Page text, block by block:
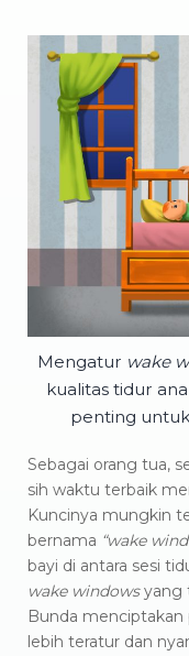
Mengatur wake
kualitas tidur
penting
Sebagai orang tua,
sih waktu terbaik
Kuncinya mungkin
bernama “wake
bayi di antara sesi
wake windowsyang
Bunda
lebih teratur dan